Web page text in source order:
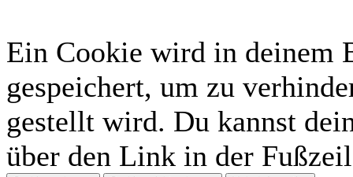
Ein Cookie wird in deinem
gespeichert, um zu
gestellt wird. Du kannst
über den Link in der